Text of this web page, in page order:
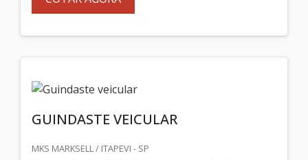
GUINDASTE VEICULAR
MKS MARKSELL / ITAPEVI - SP